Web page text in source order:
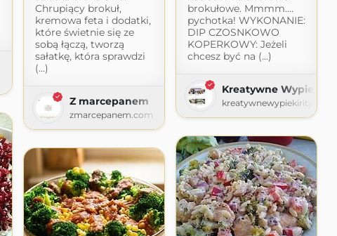
brokułowe. Mmmm....
pychotka! WYKONANIE:
DIP CZOSNKOWO
KOPERKOWY: Jeżeli
chcesz być na (...)
Kreatywne Wypieki
Chrupiący brokuł,
kremowa feta i dodatki,
które świetnie się ze
sobą łączą, tworzą
sałatkę, która sprawdzi
(...)
Z marcepanem
zmarcepanem.com